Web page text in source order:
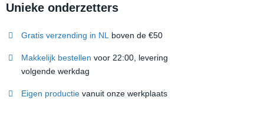
Unieke onderzetters
Gratis verzending in NL boven de €50
Makkelijk bestellen voor 22:00, levering
volgende werkdag
Eigen productie vanuit onze werkplaats